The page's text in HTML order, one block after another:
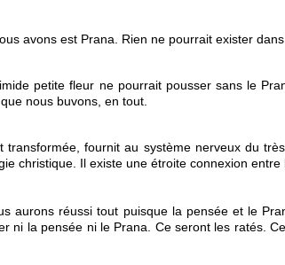
avons est Prana. Rien ne pourrait exister dans
petite fleur ne pourrait pousser sans le
nous buvons, en tout.
fournit au système nerveux du
christique. Il existe une étroite connexion entre
aurons réussi tout puisque la pensée et le
ni la pensée ni le Prana. Ce seront les ratés.